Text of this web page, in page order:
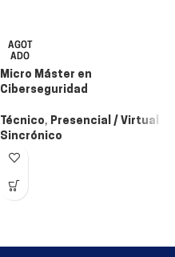
AGOT
ADO
Micro Máster en
Ciberseguridad
Técnico, Presencial / Virtual
Sincrónico